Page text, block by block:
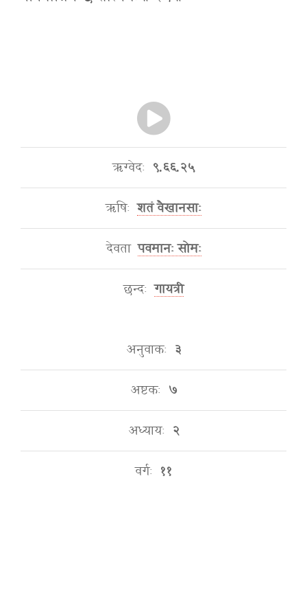
ऋग्वेदः ९.६६.२५
ऋषिः शतं वैखानसाः
देवता पवमानः सोमः
छन्दः गायत्री
अनुवाकः ३
अष्टकः ७
अध्यायः २
वर्गः ११